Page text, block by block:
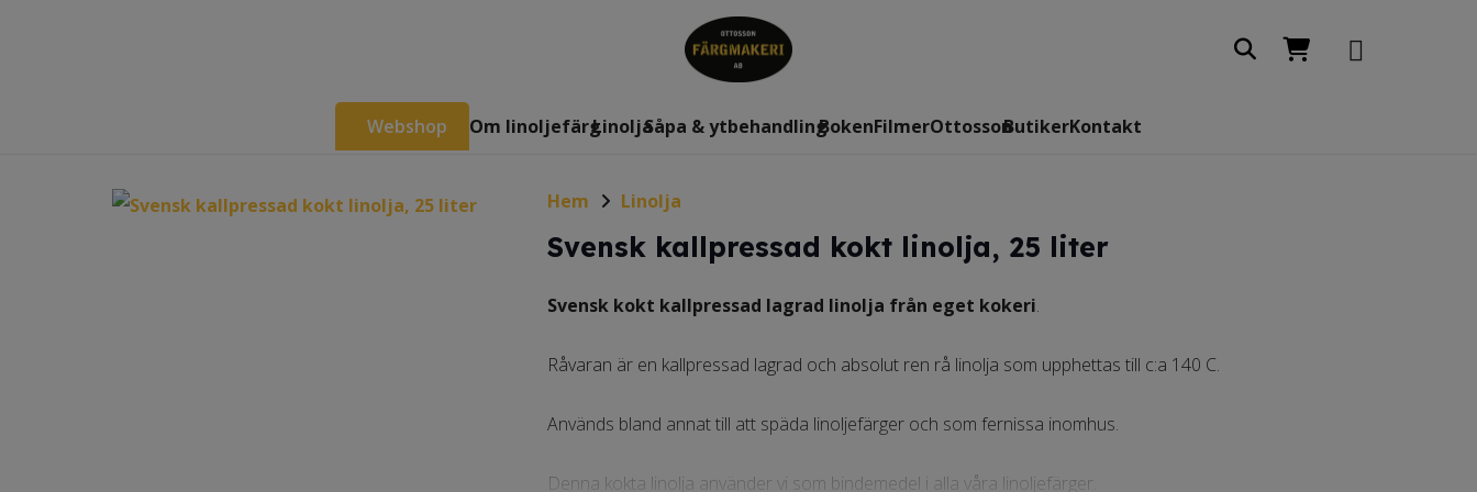
Webshop Om linoljefärgLinoljaSåpa & ytbehandlingBokenFilmerOttossonButikerKontakt
Hem Linolja
Svensk kallpressad kokt linolja, 25 liter
Svensk kokt kallpressad lagrad linolja från eget kokeri.
Råvaran är en kallpressad lagrad och absolut ren rå linolja som upphettas till c:a 140 C.
Används bland annat till att späda linoljefärger och som fernissa inomhus.
Denna kokta linolja använder vi som bindemedel i alla våra linoljefärger.